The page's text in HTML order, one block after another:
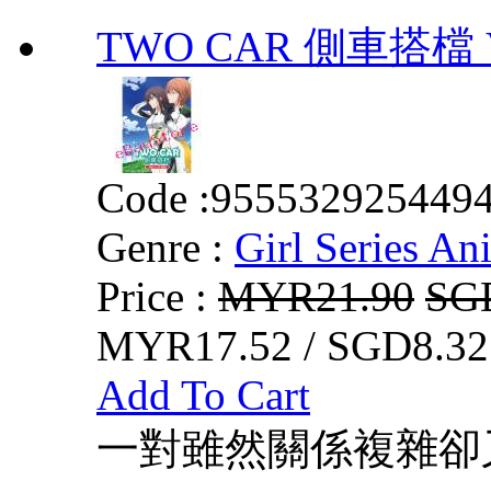
TWO CAR 側車搭檔
Code :
Genre : Girl Series
Price : MYR21.90
MYR17.52 /
Add To Cart
一對雖然關係複雜